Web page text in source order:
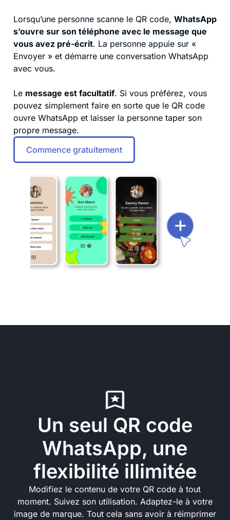
Lorsqu’une personne scanne le QR code, WhatsApp
s’ouvre sur son téléphone avec le message que
vous avez pré-écrit. La personne appuie sur «
Envoyer » et démarre une conversation WhatsApp
avec vous.
Le message est facultatif. Si vous préférez, vous
pouvez simplement faire en sorte que le QR code
ouvre WhatsApp et laisser la personne taper son
propre message.
Commence gratuitement
Un seul QR code
WhatsApp, une
flexibilité illimitée
Modifiez le contenu de votre QR code à tout
moment. Suivez son utilisation. Adaptez-le à votre
image de marque. Tout cela sans avoir à réimprimer